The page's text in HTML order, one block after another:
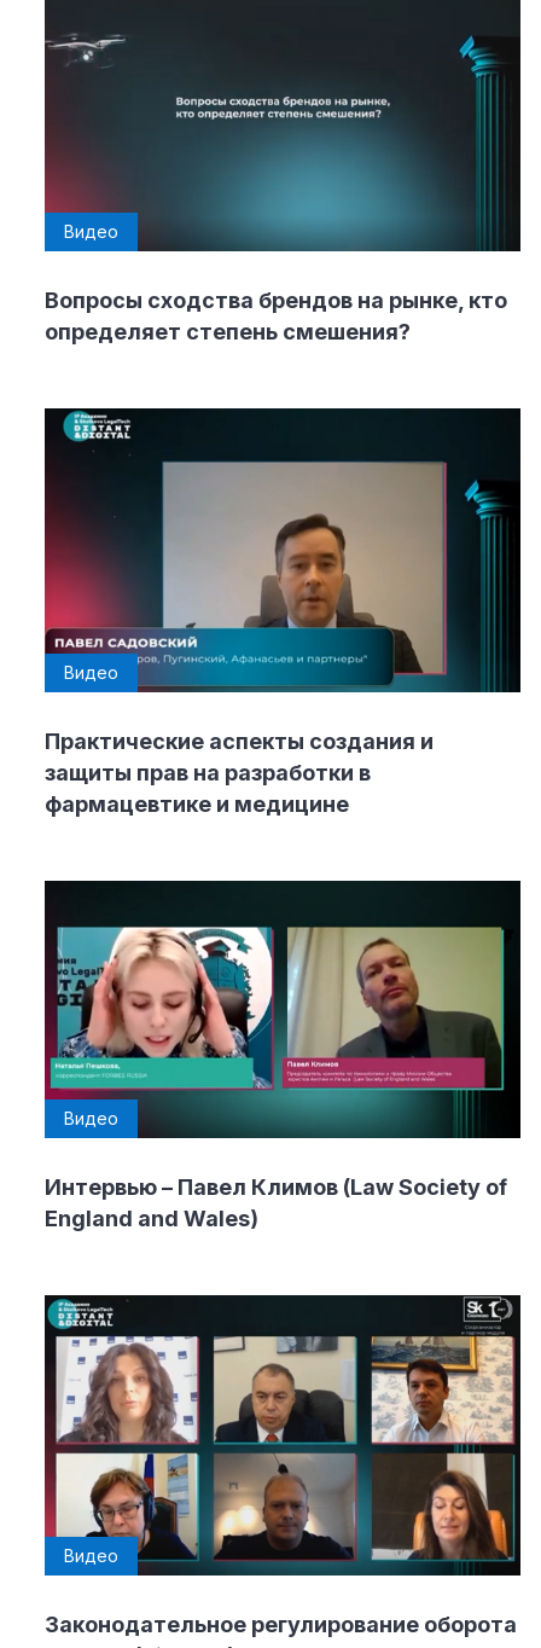
Видео
Вопросы сходства брендов на рынке, кто
определяет степень смешения?
Видео
Практические аспекты создания и
защиты прав на разработки в
фармацевтике и медицине
Видео
Интервью – Павел Климов (Law Society of
England and Wales)
Видео
Законодательное регулирование оборота